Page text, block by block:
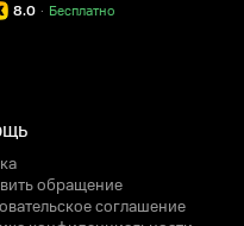
8.0 Бесплатно
·
обращение
соглашение